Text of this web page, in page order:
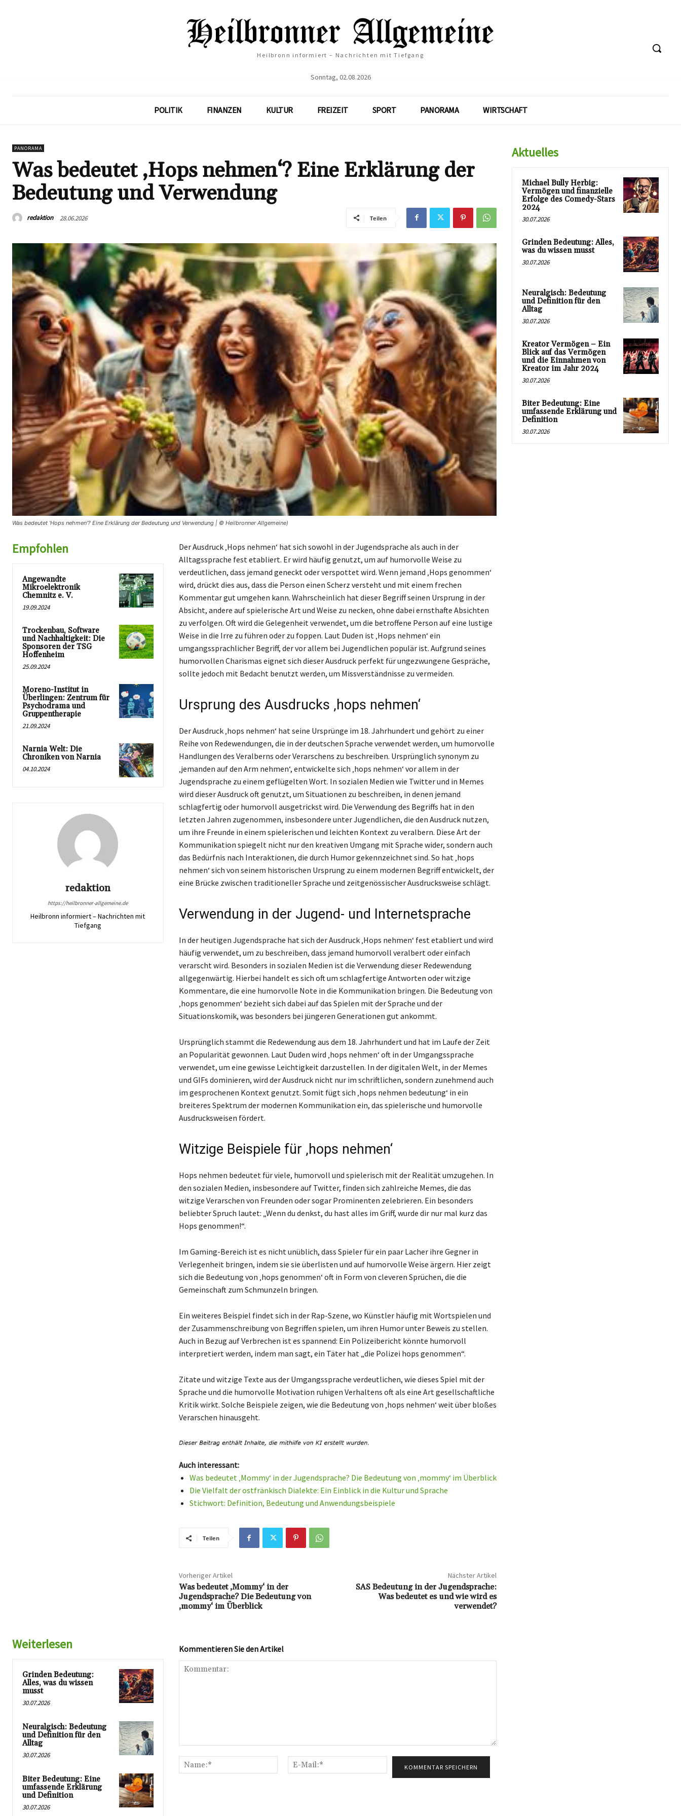
Heilbronn informiert – Nachrichten mit Tiefgang
Sonntag, 02.08.2026
POLITIK FINANZEN KULTUR FREIZEIT SPORT PANORAMA WIRTSCHAFT
PANORAMA
Was bedeutet ‚Hops nehmen‘? Eine Erklärung der
Bedeutung und Verwendung
redaktion 28.06.2026 Teilen
Was bedeutet 'Hops nehmen'? Eine Erklärung der Bedeutung und Verwendung | © Heilbronner Allgemeine)
Empfohlen
Angewandte
Mikroelektronik
Chemnitz e. V.
19.09.2024
Trockenbau, Software
und Nachhaltigkeit: Die
Sponsoren der TSG
Hoffenheim
25.09.2024
Moreno-Institut in
Überlingen: Zentrum für
Psychodrama und
Gruppentherapie
21.09.2024
Narnia Welt: Die
Chroniken von Narnia
04.10.2024
redaktion
https://heilbronner-allgemeine.de
Heilbronn informiert – Nachrichten mit
Tiefgang
Der Ausdruck ‚Hops nehmen‘ hat sich sowohl in der Jugendsprache als auch in der
Alltagssprache fest etabliert. Er wird häufig genutzt, um auf humorvolle Weise zu
verdeutlichen, dass jemand geneckt oder verspottet wird. Wenn jemand ‚Hops genommen‘
wird, drückt dies aus, dass die Person einen Scherz versteht und mit einem frechen
Kommentar gut umgehen kann. Wahrscheinlich hat dieser Begriff seinen Ursprung in der
Absicht, andere auf spielerische Art und Weise zu necken, ohne dabei ernsthafte Absichten
zu verfolgen. Oft wird die Gelegenheit verwendet, um die betroffene Person auf eine lustige
Weise in die Irre zu führen oder zu foppen. Laut Duden ist ‚Hops nehmen‘ ein
umgangssprachlicher Begriff, der vor allem bei Jugendlichen populär ist. Aufgrund seines
humorvollen Charismas eignet sich dieser Ausdruck perfekt für ungezwungene Gespräche,
sollte jedoch mit Bedacht benutzt werden, um Missverständnisse zu vermeiden.
Ursprung des Ausdrucks ‚hops nehmen‘
Der Ausdruck ‚hops nehmen‘ hat seine Ursprünge im 18. Jahrhundert und gehört zu einer
Reihe von Redewendungen, die in der deutschen Sprache verwendet werden, um humorvolle
Handlungen des Veralberns oder Verarschens zu beschreiben. Ursprünglich synonym zu
‚jemanden auf den Arm nehmen‘, entwickelte sich ‚hops nehmen‘ vor allem in der
Jugendsprache zu einem geflügelten Wort. In sozialen Medien wie Twitter und in Memes
wird dieser Ausdruck oft genutzt, um Situationen zu beschreiben, in denen jemand
schlagfertig oder humorvoll ausgetrickst wird. Die Verwendung des Begriffs hat in den
letzten Jahren zugenommen, insbesondere unter Jugendlichen, die den Ausdruck nutzen,
um ihre Freunde in einem spielerischen und leichten Kontext zu veralbern. Diese Art der
Kommunikation spiegelt nicht nur den kreativen Umgang mit Sprache wider, sondern auch
das Bedürfnis nach Interaktionen, die durch Humor gekennzeichnet sind. So hat ‚hops
nehmen‘ sich von seinem historischen Ursprung zu einem modernen Begriff entwickelt, der
eine Brücke zwischen traditioneller Sprache und zeitgenössischer Ausdrucksweise schlägt.
Verwendung in der Jugend- und Internetsprache
In der heutigen Jugendsprache hat sich der Ausdruck ‚Hops nehmen‘ fest etabliert und wird
häufig verwendet, um zu beschreiben, dass jemand humorvoll veralbert oder einfach
verarscht wird. Besonders in sozialen Medien ist die Verwendung dieser Redewendung
allgegenwärtig. Hierbei handelt es sich oft um schlagfertige Antworten oder witzige
Kommentare, die eine humorvolle Note in die Kommunikation bringen. Die Bedeutung von
‚hops genommen‘ bezieht sich dabei auf das Spielen mit der Sprache und der
Situationskomik, was besonders bei jüngeren Generationen gut ankommt.
Ursprünglich stammt die Redewendung aus dem 18. Jahrhundert und hat im Laufe der Zeit
an Popularität gewonnen. Laut Duden wird ‚hops nehmen‘ oft in der Umgangssprache
verwendet, um eine gewisse Leichtigkeit darzustellen. In der digitalen Welt, in der Memes
und GIFs dominieren, wird der Ausdruck nicht nur im schriftlichen, sondern zunehmend auch
im gesprochenen Kontext genutzt. Somit fügt sich ‚hops nehmen bedeutung‘ in ein
breiteres Spektrum der modernen Kommunikation ein, das spielerische und humorvolle
Ausdrucksweisen fördert.
Witzige Beispiele für ‚hops nehmen‘
Hops nehmen bedeutet für viele, humorvoll und spielerisch mit der Realität umzugehen. In
den sozialen Medien, insbesondere auf Twitter, finden sich zahlreiche Memes, die das
witzige Verarschen von Freunden oder sogar Prominenten zelebrieren. Ein besonders
beliebter Spruch lautet: „Wenn du denkst, du hast alles im Griff, wurde dir nur mal kurz das
Hops genommen!“.
Im Gaming-Bereich ist es nicht unüblich, dass Spieler für ein paar Lacher ihre Gegner in
Verlegenheit bringen, indem sie sie überlisten und auf humorvolle Weise ärgern. Hier zeigt
sich die Bedeutung von ‚hops genommen‘ oft in Form von cleveren Sprüchen, die die
Gemeinschaft zum Schmunzeln bringen.
Ein weiteres Beispiel findet sich in der Rap-Szene, wo Künstler häufig mit Wortspielen und
der Zusammenschreibung von Begriffen spielen, um ihren Humor unter Beweis zu stellen.
Auch in Bezug auf Verbrechen ist es spannend: Ein Polizeibericht könnte humorvoll
interpretiert werden, indem man sagt, ein Täter hat „die Polizei hops genommen“.
Zitate und witzige Texte aus der Umgangssprache verdeutlichen, wie dieses Spiel mit der
Sprache und die humorvolle Motivation ruhigen Verhaltens oft als eine Art gesellschaftliche
Kritik wirkt. Solche Beispiele zeigen, wie die Bedeutung von ‚hops nehmen‘ weit über bloßes
Verarschen hinausgeht.
Auch interessant:
Was bedeutet ‚Mommy‘ in der Jugendsprache? Die Bedeutung von ‚mommy‘ im Überblick
Die Vielfalt der ostfränkisch Dialekte: Ein Einblick in die Kultur und Sprache
Stichwort: Definition, Bedeutung und Anwendungsbeispiele
Teilen
Vorheriger Artikel
Was bedeutet ‚Mommy‘ in der
Jugendsprache? Die Bedeutung von
‚mommy‘ im Überblick
Nächster Artikel
SAS Bedeutung in der Jugendsprache:
Was bedeutet es und wie wird es
verwendet?
Weiterlesen
Grinden Bedeutung:
Alles, was du wissen
musst
30.07.2026
Neuralgisch: Bedeutung
und Definition für den
Alltag
30.07.2026
Biter Bedeutung: Eine
umfassende Erklärung
und Definition
30.07.2026
Kommentieren Sie den Artikel
Name:*
Mail:*
Aktuelles
Michael Bully Herbig:
Vermögen und finanzielle
Erfolge des Comedy-Stars
2024
30.07.2026
Grinden Bedeutung: Alles,
was du wissen musst
30.07.2026
Neuralgisch: Bedeutung
und Definition für den
Alltag
30.07.2026
Kreator Vermögen – Ein
Blick auf das Vermögen
und die Einnahmen von
Kreator im Jahr 2024
30.07.2026
Biter Bedeutung: Eine
umfassende Erklärung und
Definition
30.07.2026